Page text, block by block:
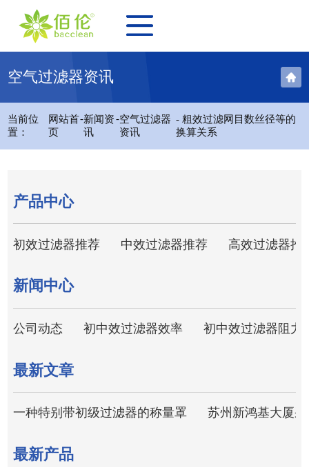
空气过滤器资讯
当前位
置：
网站首
页
-新闻资
讯
-空气过滤器
资讯
- 粗效过滤网目数丝径等的
换算关系
产品中心
初效过滤器推荐 中效过滤器推荐 高效过滤器推
新闻中心
公司动态 初中效过滤器效率 初中效过滤器阻力
最新文章
一种特别带初级过滤器的称量罩 苏州新鸿基大厦
最新产品